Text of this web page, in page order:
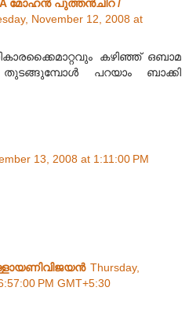
മോഹന്‍ പുത്തന്‍‌ചിറ /
November 12, 2008 at
കഴിഞ്ഞ് ഒബാമ
തുടങ്ങുമ്പോള്‍ പറയാം ബാക്കി
13, 2008 at 1:11:00 PM
Thursday,
PM GMT+5:30